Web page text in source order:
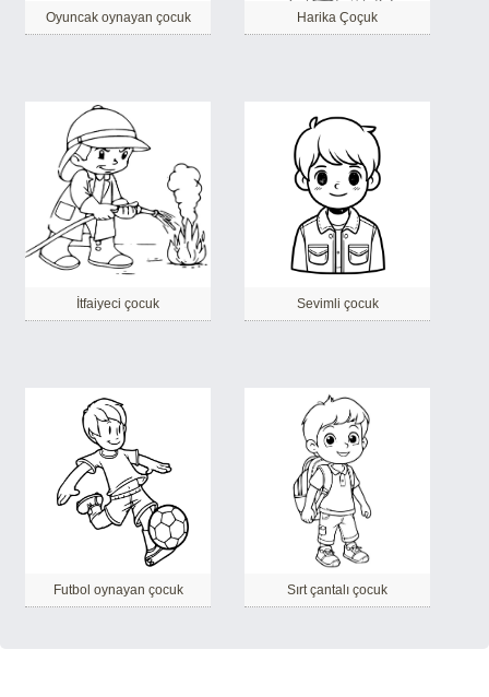
Oyuncak oynayan çocuk Harika Çoçuk
İtfaiyeci çocuk Sevimli çocuk
Futbol oynayan çocuk Sırt çantalı çocuk